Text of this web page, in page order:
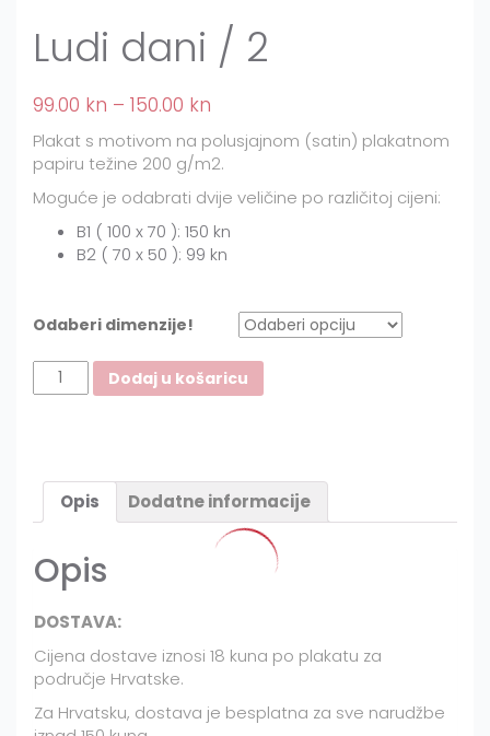
Ludi dani / 2
99.00 kn – 150.00 kn
Plakat s motivom na polusjajnom (satin) plakatnom
papiru težine 200 g/m2.
Moguće je odabrati dvije veličine po različitoj cijeni:
B1 ( 100 x 70 ): 150 kn
B2 ( 70 x 50 ): 99 kn
Odaberi dimenzije!
Ludi
dani
Dodaj u košaricu
Opis Dodatne informacije
Opis
DOSTAVA:
Cijena dostave iznosi 18 kuna po plakatu za
područje Hrvatske.
Za Hrvatsku, dostava je besplatna za sve narudžbe